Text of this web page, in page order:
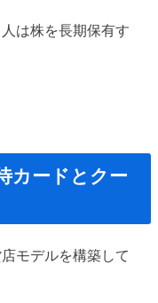
は株を長期保有す
カードとクー
モデルを構築して